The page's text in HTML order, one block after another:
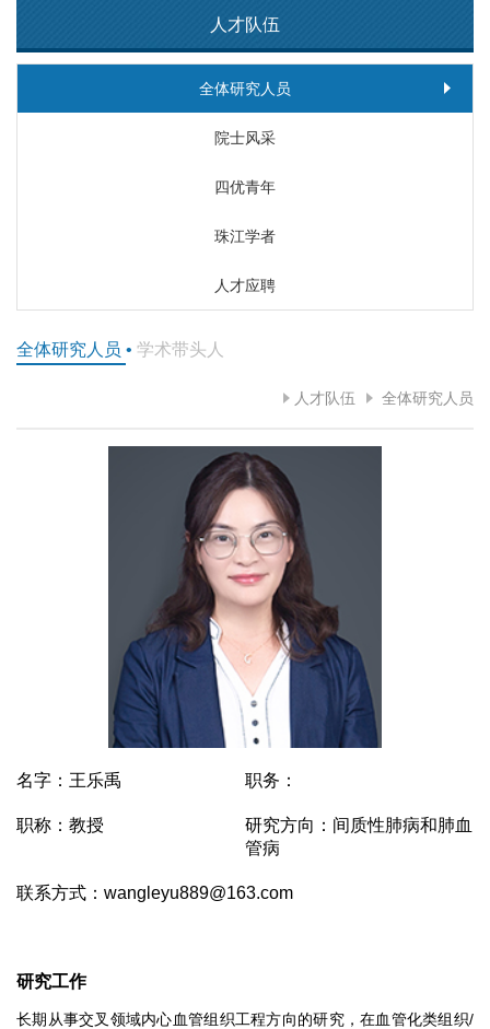
人才队伍
全体研究人员
院士风采
四优青年
珠江学者
人才应聘
全体研究人员 • 学术带头人
人才队伍 全体研究人员
名字：王乐禹 职务：
职称：教授
研究方向：间质性肺病和肺血
管病
联系方式：wangleyu889@163.com
研究工作
长期从事交叉领域内心血管组织工程方向的研究，在血管化类组织/